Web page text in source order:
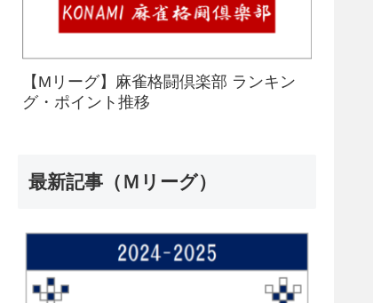
【Mリーグ】麻雀格闘倶楽部 ランキン
グ・ポイント推移
最新記事（Ｍリーグ）